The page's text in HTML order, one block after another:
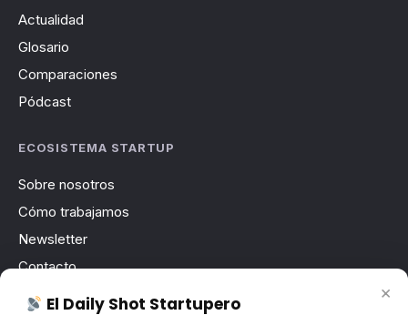
Actualidad
Glosario
Comparaciones
Pódcast
ECOSISTEMA STARTUP
Sobre nosotros
Cómo trabajamos
Newsletter
Contacto
Publicidad
×
El Daily Shot Startupero